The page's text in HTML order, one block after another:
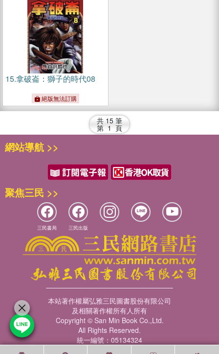
15.拿破崙：獅子的時代08
絕版無法訂購
共 15 筆
第 1 頁
網站導航 >>
聚焦三民 >>
三民書局 三民出版
本站著作權屬弘雅三民圖書股份有限公司
及相關著作權所有人所有
Copyright © San Min Book Co.,Ltd.
All Rights Reserved.
統一編號：05134324